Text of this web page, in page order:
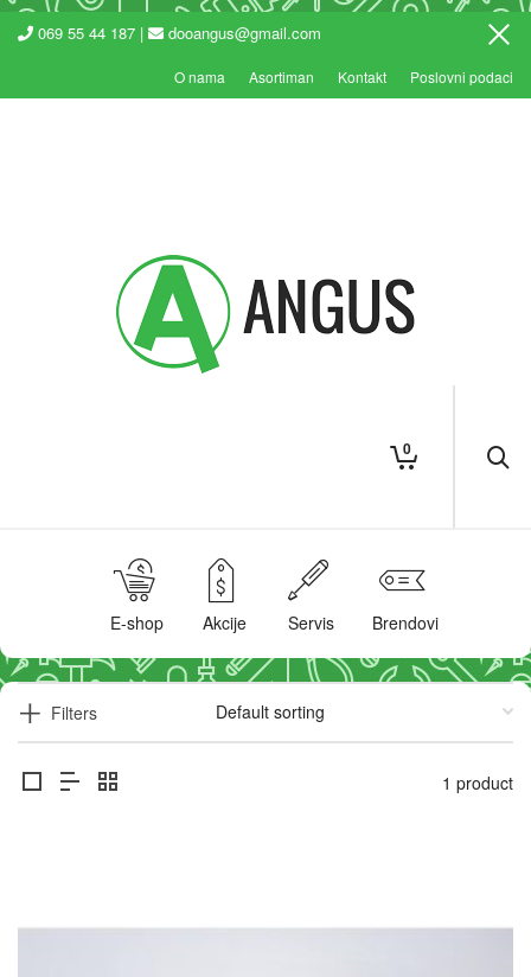
069 55 44 187 | dooangus@gmail.com
O nama Asortiman Kontakt Poslovni podaci
0
E-shop Akcije Servis Brendovi
Filters
1 product